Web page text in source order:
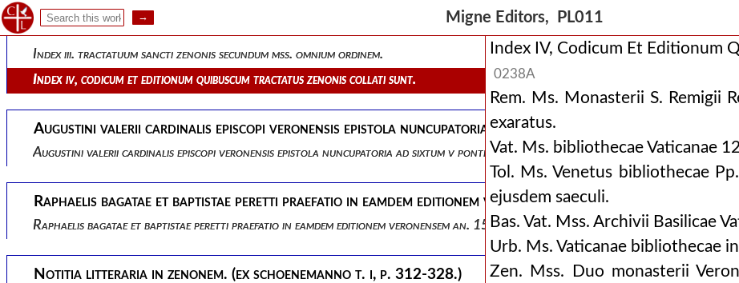
Migne Editors, PL011
Index ii tractatuum sancti zenonis, exhibens ordinem antea vulgatum collatum cum novo.
Index iii. tractatuum sancti zenonis secundum mss. omnium ordinem.
Index iv, codicum et editionum quibuscum tractatus zenonis collati sunt.
Augustini valerii cardinalis episcopi veronensis epistola nuncupatoria ad sixtum v pontificem maximum
Augustini valerii cardinalis episcopi veronensis epistola nuncupatoria ad sixtum v pontificem maximum praemissa editioni veronensi
Raphaelis bagatae et baptistae peretti praefatio in eamdem editionem veronensem an. 1586.
Raphaelis bagatae et baptistae peretti praefatio in eamdem editionem veronensem an. 1586.
Notitia litteraria in zenonem. (ex schoenemanno t. i, p. 312-328.)
Index IV, Codicum Et Editionum
0238A
Rem. Ms. Monasterii S. Remigii
exaratus.
Vat. Ms. bibliothecae Vaticanae
Tol. Ms. Venetus bibliothecae
ejusdem saeculi.
Bas. Vat. Mss. Archivii Basilicae
Urb. Ms. Vaticanae bibliothecae
Zen. Mss. Duo monasterii